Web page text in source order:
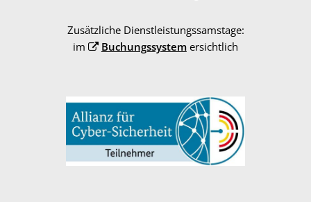
Zusätzliche Dienstleistungssamstage:
im
Buchungssystemersichtlich